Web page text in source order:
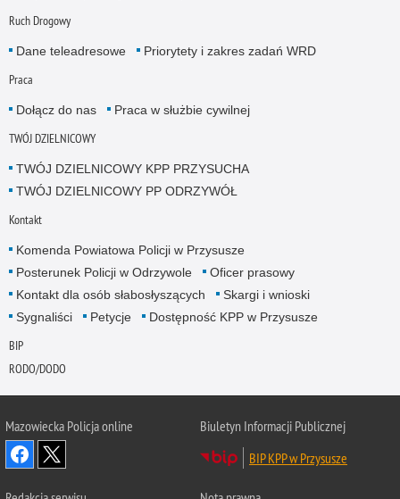
Ruch Drogowy
Dane teleadresowe Priorytety i zakres zadań WRD
Praca
Dołącz do nas Praca w służbie cywilnej
TWÓJ DZIELNICOWY
TWÓJ DZIELNICOWY KPP PRZYSUCHA
TWÓJ DZIELNICOWY PP ODRZYWÓŁ
Kontakt
Komenda Powiatowa Policji w Przysusze
Posterunek Policji w Odrzywole
Oficer prasowy
Kontakt dla osób słabosłyszących
Skargi i wnioski
Sygnaliści
Petycje Dostępność KPP w Przysusze
BIP
RODO/DODO
Mazowiecka Policja online
Biuletyn Informacji Publicznej
BIP KPP w Przysusze